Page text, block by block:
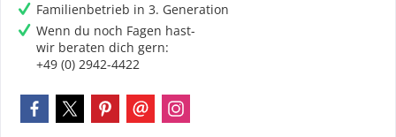
Familienbetrieb in 3. Generation
Wenn du noch Fagen hast-
wir beraten dich gern:
+49 (0) 2942-4422